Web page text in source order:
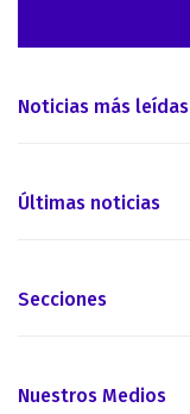
Noticias más leídas
Últimas noticias
Secciones
Nuestros Medios